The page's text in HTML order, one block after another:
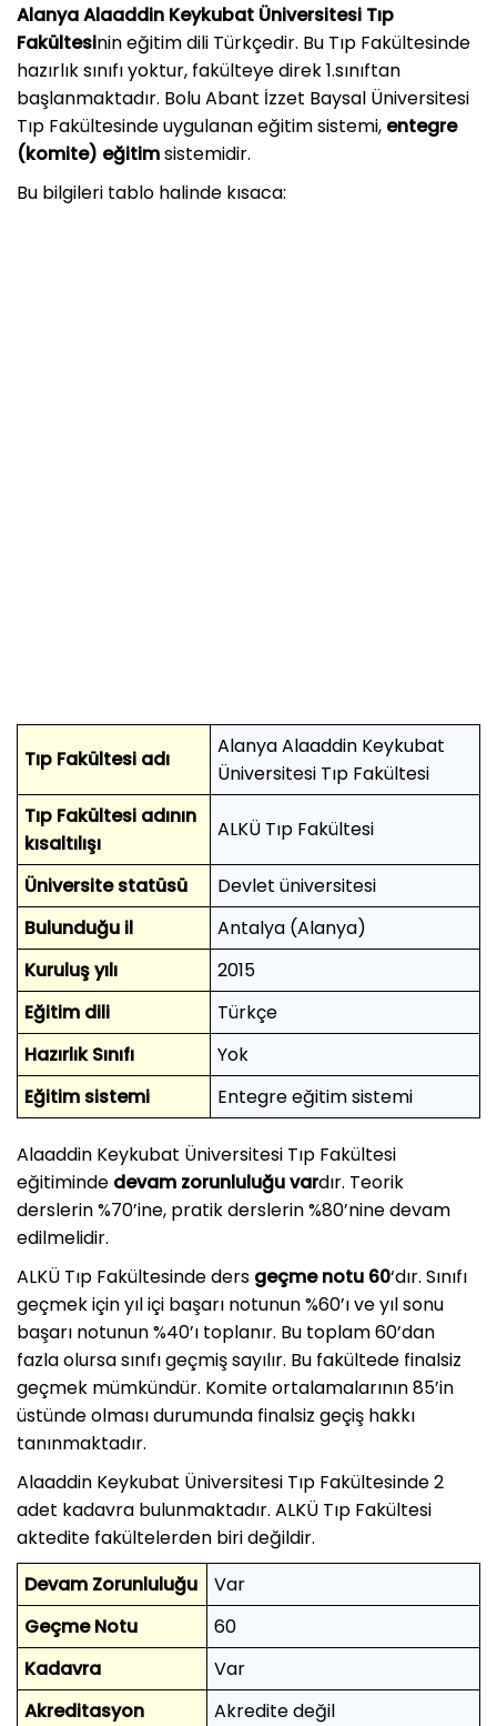
Alanya Alaaddin Keykubat Üniversitesi Tıp
Fakültesinin eğitim dili Türkçedir. Bu Tıp Fakültesinde
hazırlık sınıfı yoktur, fakülteye direk 1.sınıftan
başlanmaktadır. Bolu Abant İzzet Baysal Üniversitesi
Tıp Fakültesinde uygulanan eğitim sistemi, entegre
(komite) eğitimsistemidir.
Bu bilgileri tablo halinde kısaca:
Tıp Fakültesi adı
Alanya Alaaddin Keykubat
Üniversitesi Tıp Fakültesi
Tıp Fakültesi adının
kısaltılışı
ALKÜ Tıp Fakültesi
Üniversite statüsü
Devlet üniversitesi
Bulunduğu il
Antalya (Alanya)
Kuruluş yılı
2015
Eğitim dili
Türkçe
Hazırlık Sınıfı
Yok
Eğitim sistemi
Entegre eğitim sistemi
Alaaddin Keykubat Üniversitesi Tıp Fakültesi
eğitiminde devam zorunluluğu vardır. Teorik
derslerin %70’ine, pratik derslerin %80’nine devam
edilmelidir.
ALKÜ Tıp Fakültesinde ders geçme notu 60‘dır. Sınıfı
geçmek için yıl içi başarı notunun %60’ı ve yıl sonu
başarı notunun %40’ı toplanır. Bu toplam 60’dan
fazla olursa sınıfı geçmiş sayılır. Bu fakültede finalsiz
geçmek mümkündür. Komite ortalamalarının 85’in
üstünde olması durumunda finalsiz geçiş hakkı
tanınmaktadır.
Alaaddin Keykubat Üniversitesi Tıp Fakültesinde 2
adet kadavra bulunmaktadır. ALKÜ Tıp Fakültesi
aktedite fakültelerden biri değildir.
Devam Zorunluluğu
Var
Geçme Notu
60
Kadavra
Var
Akreditasyon
Akredite değil